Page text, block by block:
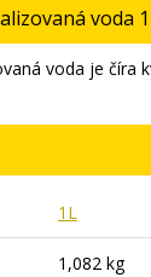
voda
voda je číra
1L
1,082 kg